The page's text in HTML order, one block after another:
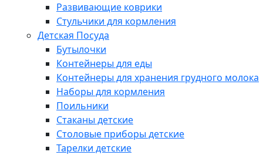
Развивающие коврики
Стульчики для кормления
Детская Посуда
Бутылочки
Контейнеры для еды
Контейнеры для хранения грудного молока
Наборы для кормления
Поильники
Стаканы детские
Столовые приборы детские
Тарелки детские